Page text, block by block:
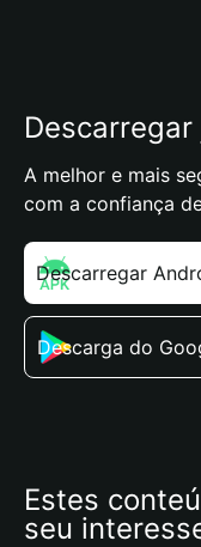
A melhor e mais
com a confiança
Descarregar
Descarga do
Estes
seu